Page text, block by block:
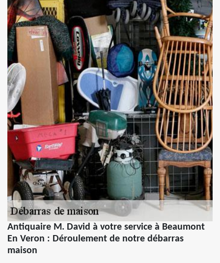
Antiquaire M. David à votre service à Beaumont
En Veron : Déroulement de notre débarras
maison